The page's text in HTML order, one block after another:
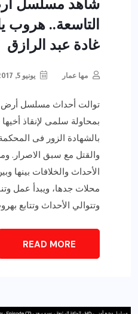
شاهد مسلسل
التاسعة.. هروب
غادة عبد الرازق
مها عمار يونيو 5, 2017
توالت أحداث مسلسل أرض
بمحاولة سلمى لإنقاذ
بالشهادة الزور فى
والقتل مع سبق الاصرار.
الأحداث والخلافات بينها
محلات جدها، ويبدأ عمل
وتتوالي الأحداث وتتابع
READ MORE